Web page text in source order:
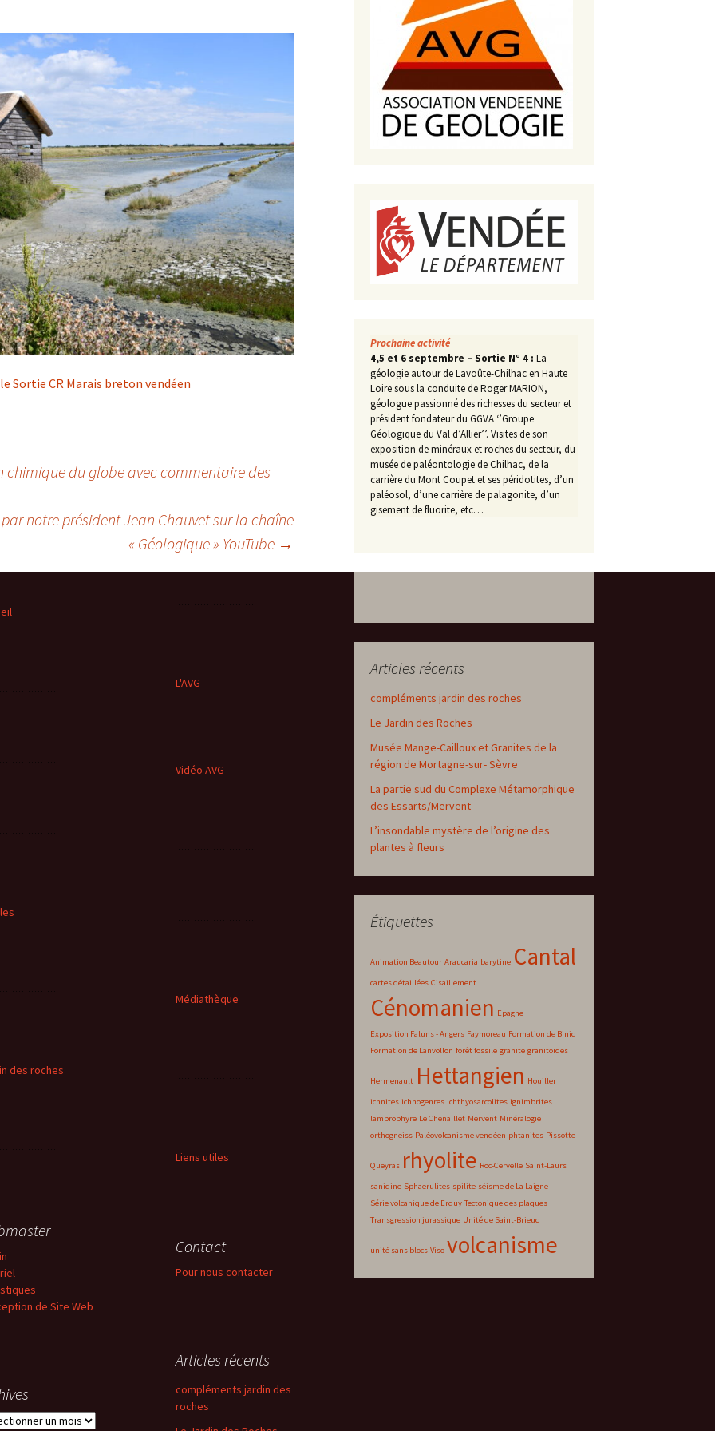
Conférences…
Galerie de photos
Lames minces de roches
Minéraux
vendéens
Fossiles
Paysages, affleurements
Diaporamas
Galerie de vidéos
Cartes – schémas –
Echelles des temps
Carnets de voyages
Analyse de livres, revues,
…
Sortie CR Marais breton vendéen
chimique du globe avec commentaire des
par notre président Jean Chauvet sur la chaîne
« Géologique » YouTube →
Prochaine activité
4,5 et 6 septembre – Sortie N° 4 : La
géologie autour de Lavoûte-Chilhac en Haute
Loire sous la conduite de Roger MARION,
géologue passionné des richesses du secteur et
président fondateur du GGVA ‘’Groupe
Géologique du Val d’Allier’’. Visites de son
exposition de minéraux et roches du secteur, du
musée de paléontologie de Chilhac, de la
carrière du Mont Coupet et ses péridotites, d’un
paléosol, d’une carrière de palagonite, d’un
gisement de fluorite, etc…
Articles récents
compléments jardin des roches
Le Jardin des Roches
Musée Mange-Cailloux et Granites de la
région de Mortagne-sur- Sèvre
La partie sud du Complexe Métamorphique
des Essarts/Mervent
L’insondable mystère de l’origine des
plantes à fleurs
Étiquettes
Animation Beautour Araucaria barytine Cantal
cartes détaillées Cisaillement
Cénomanien Epagne
Exposition Faluns - Angers Faymoreau Formation de Binic
Formation de Lanvollon forêt fossile granite granitoïdes
Hermenault Hettangien Houiller
ichnites ichnogenres Ichthyosarcolites ignimbrites
lamprophyre Le Chenaillet Mervent Minéralogie
orthogneiss Paléovolcanisme vendéen phtanites Pissotte
Queyras rhyolite Roc-Cervelle Saint-Laurs
sanidine Sphaerulites spilite séisme de La Laigne
Série volcanique de Erquy Tectonique des plaques
Transgression jurassique Unité de Saint-Brieuc
unité sans blocs Viso volcanisme
L'AVG
Vidéo AVG
Médiathèque
des roches
Liens utiles
de Site Web
Contact
Pour nous contacter
Articles récents
compléments jardin des
roches